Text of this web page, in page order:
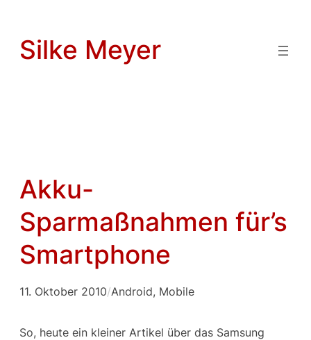
springen
Silke Meyer
Akku-
Sparmaßnahmen für’s
Smartphone
11. Oktober 2010/Android, Mobile
So, heute ein kleiner Artikel über das Samsung